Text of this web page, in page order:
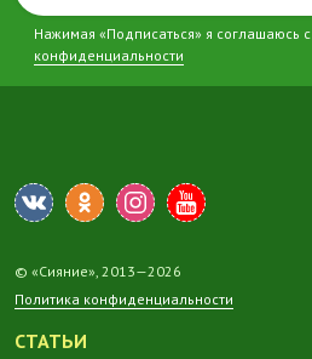
Нажимая «Подписаться» я соглашаюсь с
конфиденциальности
© «Сияние», 2013—2026
Политика конфиденциальности
СТАТЬИ